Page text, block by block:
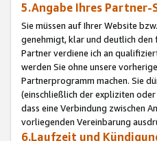
5.Angabe Ihres Partner-
Sie müssen auf Ihrer Website
genehmigt, klar und deutlich den
Partner verdiene ich an
werden Sie ohne unsere
Partnerprogramm machen. Sie
(einschließlich der expliziten
dass eine Verbindung zwischen
vorliegenden Vereinbarung
6.Laufzeit und